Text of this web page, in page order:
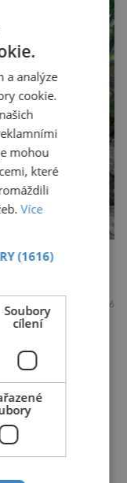
z asi
Jiné
let
13.7.2026
u dnešní
20 metrů
místo
Experti tak
starší. Na
›
a analýze
cookie.
mohou
které
Více
(1616)
Soubory
cílení